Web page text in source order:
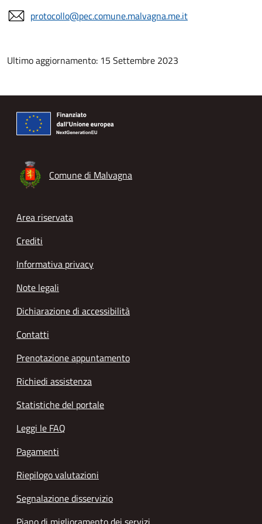
protocollo@pec.comune.malvagna.me.it
Ultimo aggiornamento: 15 Settembre 2023
Comune di Malvagna
Footer menu
Area riservata
Crediti
Informativa privacy
Note legali
Dichiarazione di accessibilità
Contatti
Prenotazione appuntamento
Richiedi assistenza
Statistiche del portale
Leggi le FAQ
Pagamenti
Riepilogo valutazioni
Segnalazione disservizio